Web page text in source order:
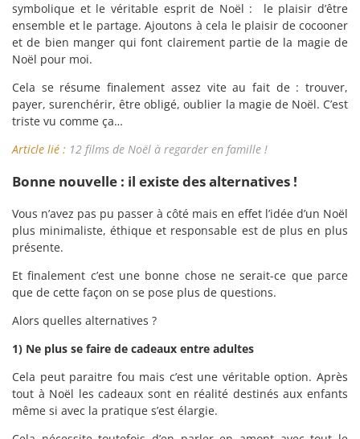
symbolique et le véritable esprit de Noël : le plaisir d’être
ensemble et le partage. Ajoutons à cela le plaisir de cocooner
et de bien manger qui font clairement partie de la magie de
Noël pour moi.
Cela se résume finalement assez vite au fait de : trouver,
payer, surenchérir, être obligé, oublier la magie de Noël. C’est
triste vu comme ça…
Article lié : 12 films de Noël à regarder en famille !
Bonne nouvelle : il existe des alternatives !
Vous n’avez pas pu passer à côté mais en effet l’idée d’un Noël
plus minimaliste, éthique et responsable est de plus en plus
présente.
Et finalement c’est une bonne chose ne serait-ce que parce
que de cette façon on se pose plus de questions.
Alors quelles alternatives ?
1) Ne plus se faire de cadeaux entre adultes
Cela peut paraitre fou mais c’est une véritable option. Après
tout à Noël les cadeaux sont en réalité destinés aux enfants
même si avec la pratique s’est élargie.